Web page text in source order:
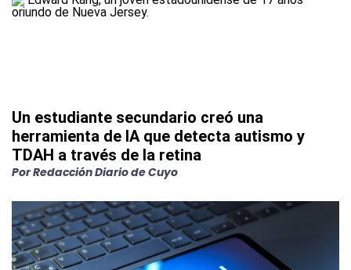
Un estudiante secundario creó una
herramienta de IA que detecta autismo y
TDAH a través de la retina
PorRedacción Diario de Cuyo